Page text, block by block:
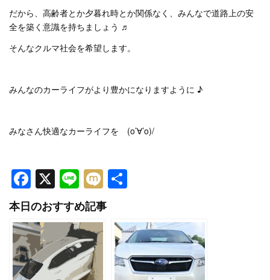
だから、高齢者とか夕暮れ時とか関係なく、みんなで道路上の安
全を築く意識を持ちましょう ♬
そんなクルマ社会を希望します。
みんなのカーライフがより豊かになりますように ♪
みなさん快適なカーライフを (o’∀’o)/
Facebook
X LineMixi
本日のおすすめ記事